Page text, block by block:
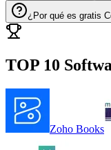
¿Por qué es gratis
TOP 10
Zoho Books